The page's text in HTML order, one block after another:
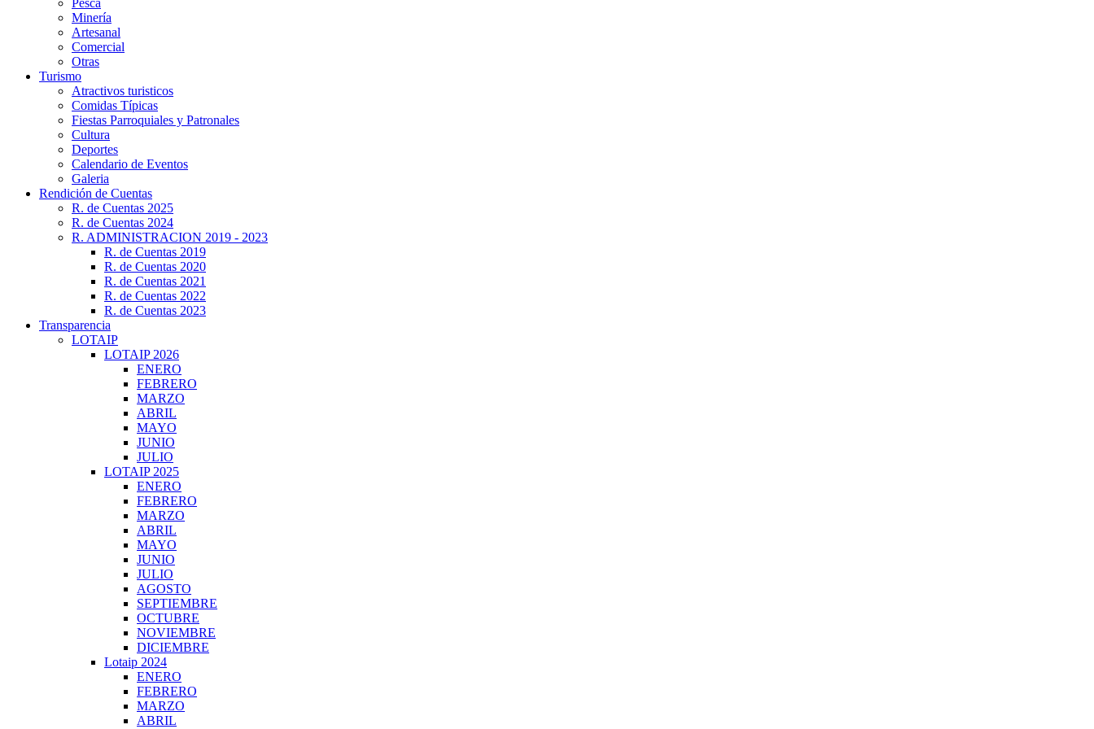
Pesca
Minería
Artesanal
Comercial
Otras
Turismo
Atractivos turisticos
Comidas Típicas
Fiestas Parroquiales y Patronales
Cultura
Deportes
Calendario de Eventos
Galeria
Rendición de Cuentas
R. de Cuentas 2025
R. de Cuentas 2024
R. ADMINISTRACION 2019 - 2023
R. de Cuentas 2019
R. de Cuentas 2020
R. de Cuentas 2021
R. de Cuentas 2022
R. de Cuentas 2023
Transparencia
LOTAIP
LOTAIP 2026
ENERO
FEBRERO
MARZO
ABRIL
MAYO
JUNIO
JULIO
LOTAIP 2025
ENERO
FEBRERO
MARZO
ABRIL
MAYO
JUNIO
JULIO
AGOSTO
SEPTIEMBRE
OCTUBRE
NOVIEMBRE
DICIEMBRE
Lotaip 2024
ENERO
FEBRERO
MARZO
ABRIL